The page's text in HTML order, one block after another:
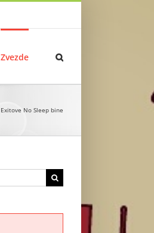
Zvezde
No Sleep bine